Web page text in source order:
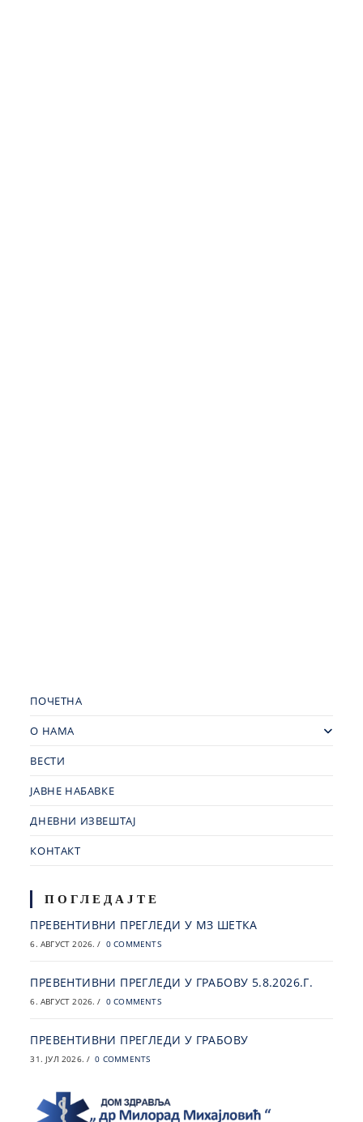
ПОЧЕТНА
О НАМА
ВЕСТИ
ЈАВНЕ НАБАВКЕ
ДНЕВНИ ИЗВЕШТАЈ
КОНТАКТ
ПОГЛЕДАЈТЕ
ПРЕВЕНТИВНИ ПРЕГЛЕДИ У МЗ ШЕТКА
6. АВГУСТ 2026. / 0 COMMENTS
ПРЕВЕНТИВНИ ПРЕГЛЕДИ У ГРАБОВУ 5.8.2026.Г.
6. АВГУСТ 2026. / 0 COMMENTS
ПРЕВЕНТИВНИ ПРЕГЛЕДИ У ГРАБОВУ
31. ЈУЛ 2026. / 0 COMMENTS